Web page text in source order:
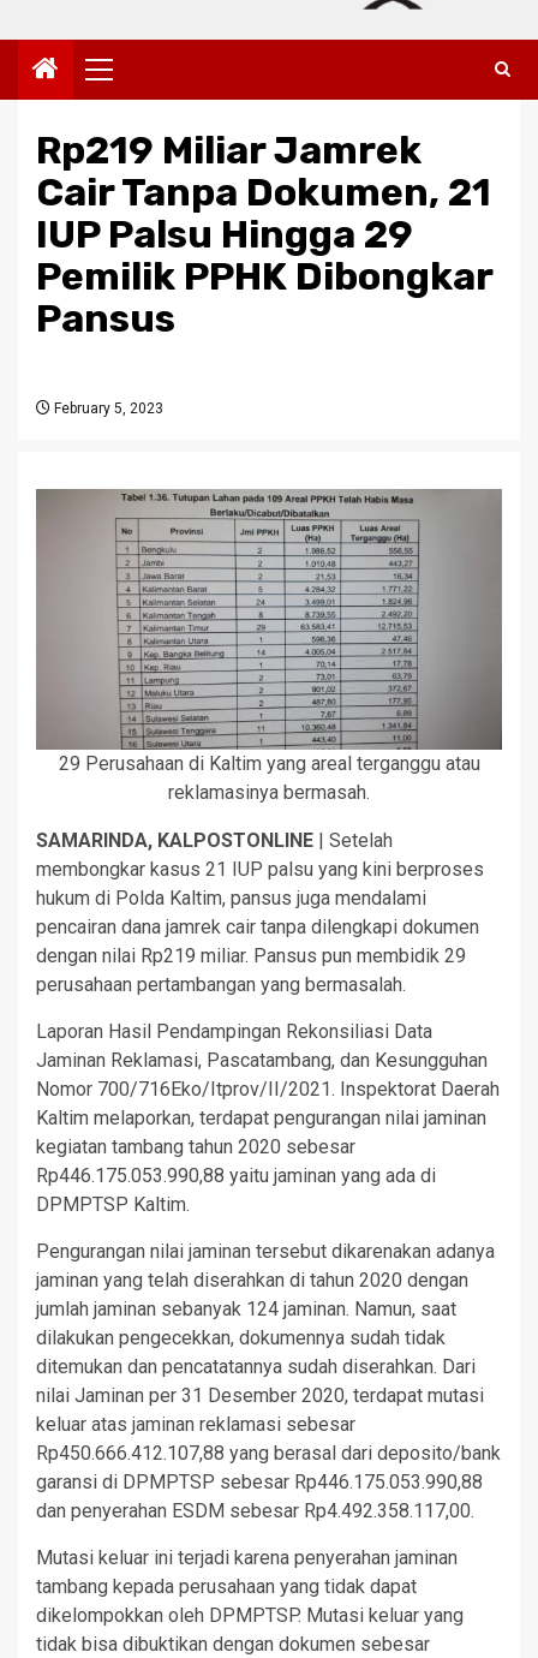
Primary
Menu
Rp219 Miliar Jamrek
Cair Tanpa Dokumen, 21
IUP Palsu Hingga 29
Pemilik PPHK Dibongkar
Pansus
February 5, 2023
29 Perusahaan di Kaltim yang areal terganggu atau
reklamasinya bermasah.
SAMARINDA, KALPOSTONLINE | Setelah
membongkar kasus 21 IUP palsu yang kini berproses
hukum di Polda Kaltim, pansus juga mendalami
pencairan dana jamrek cair tanpa dilengkapi dokumen
dengan nilai Rp219 miliar. Pansus pun membidik 29
perusahaan pertambangan yang bermasalah.
Laporan Hasil Pendampingan Rekonsiliasi Data
Jaminan Reklamasi, Pascatambang, dan Kesungguhan
Nomor 700/716Eko/Itprov/II/2021. Inspektorat Daerah
Kaltim melaporkan, terdapat pengurangan nilai jaminan
kegiatan tambang tahun 2020 sebesar
Rp446.175.053.990,88 yaitu jaminan yang ada di
DPMPTSP Kaltim.
Pengurangan nilai jaminan tersebut dikarenakan adanya
jaminan yang telah diserahkan di tahun 2020 dengan
jumlah jaminan sebanyak 124 jaminan. Namun, saat
dilakukan pengecekkan, dokumennya sudah tidak
ditemukan dan pencatatannya sudah diserahkan. Dari
nilai Jaminan per 31 Desember 2020, terdapat mutasi
keluar atas jaminan reklamasi sebesar
Rp450.666.412.107,88 yang berasal dari deposito/bank
garansi di DPMPTSP sebesar Rp446.175.053.990,88
dan penyerahan ESDM sebesar Rp4.492.358.117,00.
Mutasi keluar ini terjadi karena penyerahan jaminan
tambang kepada perusahaan yang tidak dapat
dikelompokkan oleh DPMPTSP. Mutasi keluar yang
tidak bisa dibuktikan dengan dokumen sebesar